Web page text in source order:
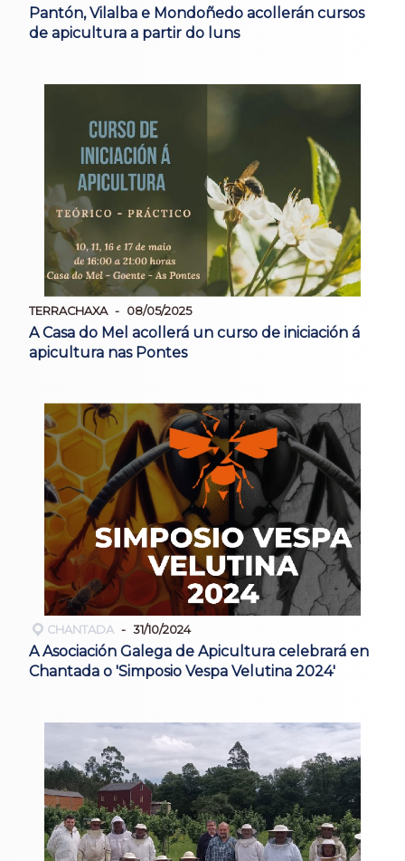
Pantón, Vilalba e Mondoñedo acollerán cursos
de apicultura a partir do luns
TERRACHAXA 08/05/2025
A Casa do Mel acollerá un curso de iniciación á
apicultura nas Pontes
CHANTADA 31/10/2024
A Asociación Galega de Apicultura celebrará en
Chantada o 'Simposio Vespa Velutina 2024'